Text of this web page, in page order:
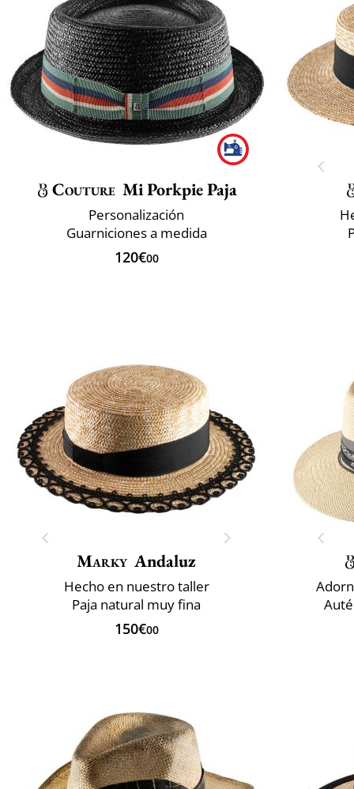
Couture Mi Porkpie Paja
Personalización
Guarniciones a medida
120€00
Marky Andaluz
Hecho en nuestro taller
Paja natural muy fina
150€00